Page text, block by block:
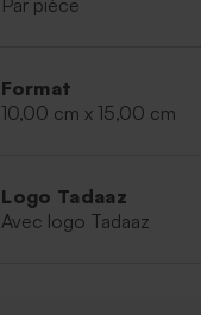
Par pièce
Format
10,00 cm x 15,00 cm
Logo Tadaaz
Avec logo Tadaaz